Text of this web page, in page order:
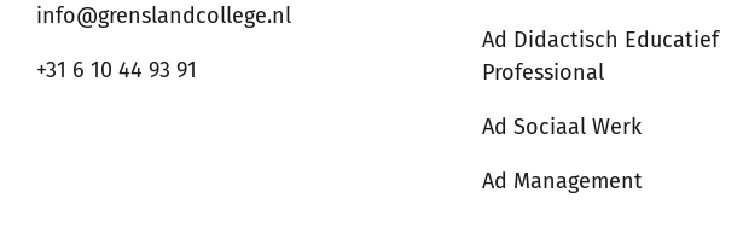
info@grenslandcollege.nl
+31 6 10 44 93 91
Ad Didactisch Educatief
Professional
Ad Sociaal Werk
Ad Management